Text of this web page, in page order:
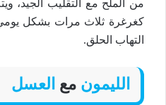
من الملح مع التقليب الجيد،
كغرغرة ثلاث مرات بشكل
التهاب الحلق.
الليمون مع العسل